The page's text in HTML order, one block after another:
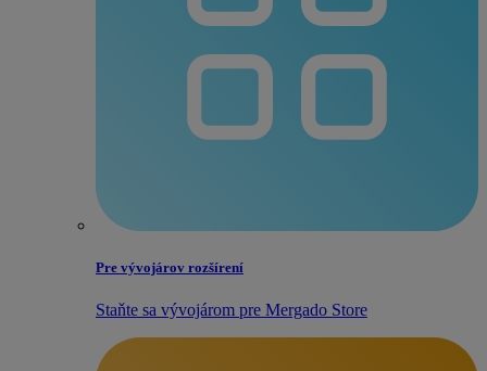
Pre vývojárov rozšírení
Staňte sa vývojárom pre Mergado Store